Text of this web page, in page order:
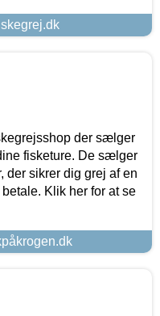
der sælger
fisketure. De sælger
der sikrer dig grej af en
Klik her for at se